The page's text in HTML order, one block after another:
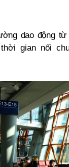
dao động
gian nối